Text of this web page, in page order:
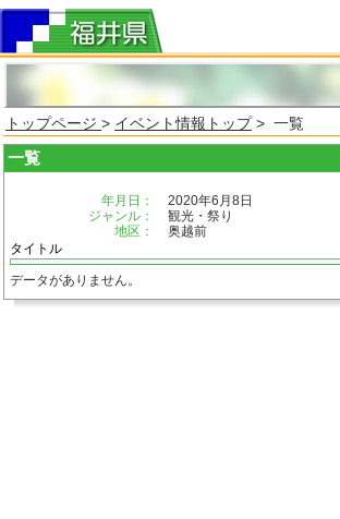
トップページ > イベント情報トップ> 一覧
一覧
年月日：
2020年6月8日
ジャンル：
観光・祭り
地区：
奥越前
タイトル
データがありません。